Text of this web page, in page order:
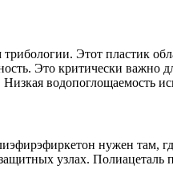
трибологии. Этот пластик
Это критически важно
водопоглощаемость
нужен там,
узлах.